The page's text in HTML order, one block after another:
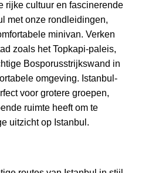
rijke cultuur en fascinerende
met onze rondleidingen,
minivan. Verken
zoals het Topkapi-paleis,
Bosporusstrijkswand in
omgeving. Istanbul-
voor grotere groepen,
ruimte heeft om te
uitzicht op Istanbul.